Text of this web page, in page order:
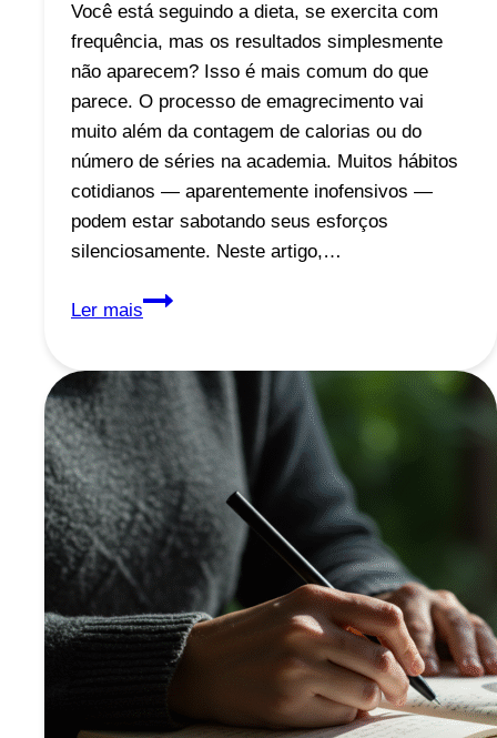
Você está seguindo a dieta, se exercita com
frequência, mas os resultados simplesmente
não aparecem? Isso é mais comum do que
parece. O processo de emagrecimento vai
muito além da contagem de calorias ou do
número de séries na academia. Muitos hábitos
cotidianos — aparentemente inofensivos —
podem estar sabotando seus esforços
silenciosamente. Neste artigo,…
Ler mais
5
que
Sabotam
Seu
Emagrecimento
—
Mesmo
Dieta
e
Exercícios